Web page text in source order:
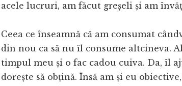
acele lucruri, am făcut greșeli și am
Ceea ce înseamnă că am consumat
din nou ca să nu îl consume altcineva.
timpul meu și o fac cadou cuiva. Da, îl
dorește să obțină. Însă am și eu